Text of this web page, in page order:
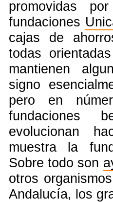
promovidas
fundaciones
cajas de
todas
mantienen
signo
pero en
fundaciones
evolucionan
muestra la
Sobre todo son
otros
Andalucía, los